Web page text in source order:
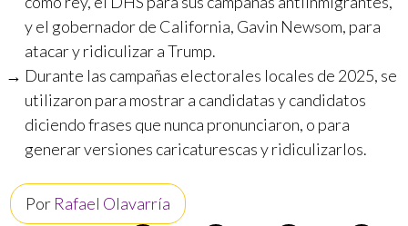
y el gobernador de California, Gavin Newsom, para
atacar y ridiculizar a Trump.
Durante las campañas electorales locales de 2025, se
utilizaron para mostrar a candidatas y candidatos
diciendo frases que nunca pronunciaron, o para
generar versiones caricaturescas y ridiculizarlos.
Por Rafael Olavarría